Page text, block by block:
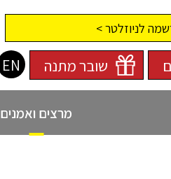
לניוזלטר >
EN שובר מתנה
מרצים ואמנים